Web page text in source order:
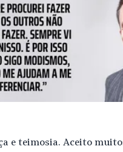
e teimosia. Aceito